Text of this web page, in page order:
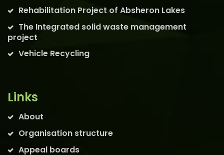
Rehabilitation Project of Absheron Lakes
The Integrated solid waste management
project
Vehicle Recycling
Links
About
Organisation structure
Appeal boards